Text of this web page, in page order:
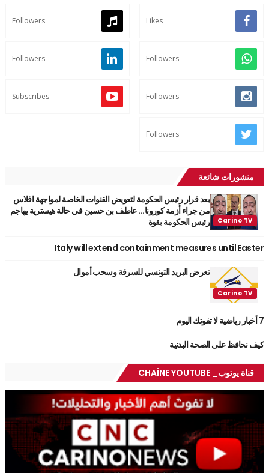
Likes
Followers
Followers
Followers
Followers
Subscribes
Followers
منشورات شائعة
بعد قرار رئيس الحكومة لتعويض القنوات الخاصة لمواجهة افلاس
من جراء أزمة كورونا... عاطف بن حسين في حالة هيسترية يهاجم
رئيس الحكومة بقوة
Italy will extend containment measures until Easter
تعرض البريد التونسي للسرقة وسحب أموال
7 أخبار رياضية لا تفوتك اليوم
كيف نحافظ على الصحة البدنية
قناة يوتوب_ CHAÎNE YOUTUBE